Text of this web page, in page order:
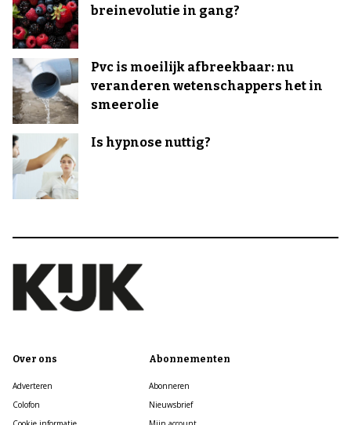
breinevolutie in gang?
Pvc is moeilijk afbreekbaar: nu
veranderen wetenschappers het in
smeerolie
Is hypnose nuttig?
Over ons
Adverteren
Colofon
Abonnementen
Abonneren
Nieuwsbrief